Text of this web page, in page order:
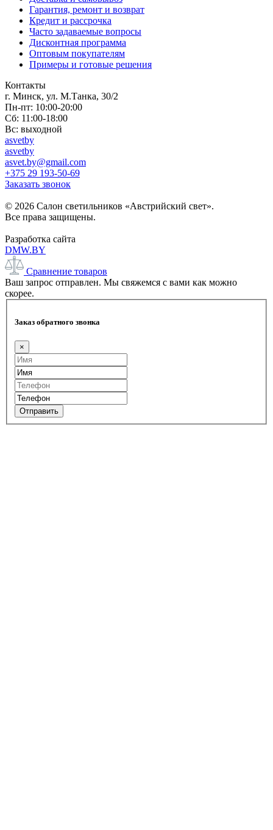
Гарантия, ремонт и возврат
Кредит и рассрочка
Часто задаваемые вопросы
Дисконтная программа
Оптовым покупателям
Примеры и готовые решения
Контакты
г. Минск, ул. М.Танка, 30/2
Пн-пт: 10:00-20:00
Сб: 11:00-18:00
Вс: выходной
asvetby
asvetby
asvet.by@gmail.com
+375 29 193-50-69
Заказать звонок
© 2026 Салон светильников «Австрийский свет».
Все права защищены.
Разработка сайта
DMW.BY
Сравнение товаров
Ваш запрос отправлен. Мы свяжемся с вами как можно
скорее.
Заказ обратного звонка
×
Отправить